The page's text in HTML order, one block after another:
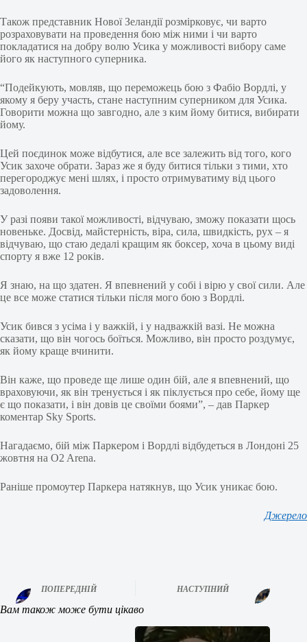
Також представник Нової Зеландії розмірковує, чи варто
розраховувати на проведення бою між ними і чи варто
покладатися на добру волю Усика у можливості вибору саме
його як наступного суперника.
“Подейкують, мовляв, що переможець бою з Фабіо Вордлі, у
якому я беру участь, стане наступним суперником для Усика.
Говорити можна що завгодно, але з ким йому битися, вибирати
йому.
Цей поєдинок може відбутися, але все залежить від того, кого
Усик захоче обрати. Зараз же я буду битися тільки з тими, хто
перегороджує мені шлях, і просто отримуватиму від цього
задоволення.
У разі появи такої можливості, відчуваю, зможу показати щось
новеньке. Досвід, майстерність, віра, сила, швидкість, рух – я
відчуваю, що стаю дедалі кращим як боксер, хоча в цьому виді
спорту я вже 12 років.
Я знаю, на що здатен. Я впевнений у собі і вірю у свої сили. Але
це все може статися тільки після мого бою з Вордлі.
Усик бився з усіма і у важкій, і у надважкій вазі. Не можна
сказати, що він чогось боїться. Можливо, він просто роздумує,
як йому краще вчинити.
Він каже, що проведе ще лише один бій, але я впевнений, що
враховуючи, як він тренується і як піклується про себе, йому ще
є що показати, і він довів це своїми боями”, – дав Паркер
коментар Sky Sports.
Нагадаємо, бій між Паркером і Вордлі відбудеться в Лондоні 25
жовтня на O2 Arena.
Раніше промоутер Паркера натякнув, що Усик уникає бою.
Джерело
ПОПЕРЕДНІЙ НАСТУПНИЙ
Вам також може бути цікаво